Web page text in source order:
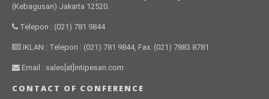
(Kebagusan) Jakarta 12520.
Telepon : (021) 781 9844
IKLAN : Telepon : (021) 781 9844, Fax. (021) 7883 8781
Email : sales[at]intipesan.com
CONTACT OF CONFERENCE